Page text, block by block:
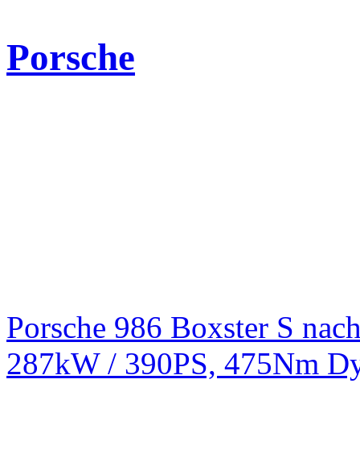
Porsche
Porsche 986 Boxster S
287kW / 390PS, 475Nm